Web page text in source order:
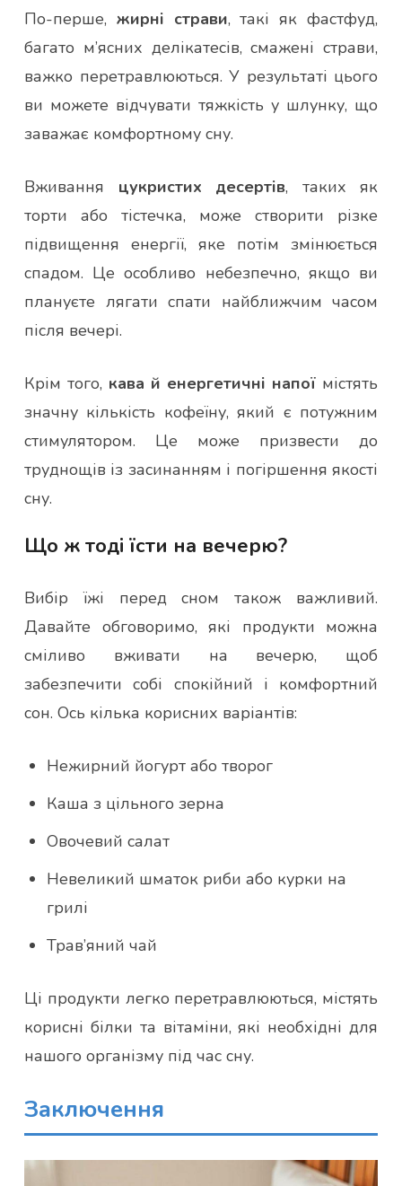
По-перше, жирні страви, такі як фастфуд,
багато м’ясних делікатесів, смажені страви,
важко перетравлюються. У результаті цього
ви можете відчувати тяжкість у шлунку, що
заважає комфортному сну.
Вживання цукристих десертів, таких як
торти або тістечка, може створити різке
підвищення енергії, яке потім змінюється
спадом. Це особливо небезпечно, якщо ви
плануєте лягати спати найближчим часом
після вечері.
Крім того, кава й енергетичні напої містять
значну кількість кофеїну, який є потужним
стимулятором. Це може призвести до
труднощів із засинанням і погіршення якості
сну.
Що ж тоді їсти на вечерю?
Вибір їжі перед сном також важливий.
Давайте обговоримо, які продукти можна
сміливо вживати на вечерю, щоб
забезпечити собі спокійний і комфортний
сон. Ось кілька корисних варіантів:
Нежирний йогурт або творог
Каша з цільного зерна
Овочевий салат
Невеликий шматок риби або курки на
грилі
Трав’яний чай
Ці продукти легко перетравлюються, містять
корисні білки та вітаміни, які необхідні для
нашого організму під час сну.
Заключення